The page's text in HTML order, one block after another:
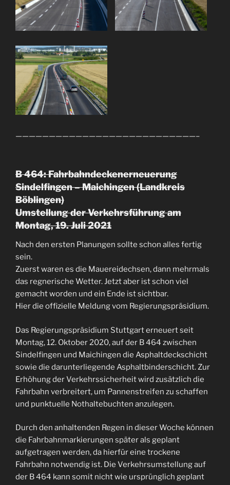
———————————————————————————–
B 464: Fahrbahndeckenerneuerung
Sindelfingen – Maichingen (Landkreis
Böblingen)
Umstellung der Verkehrsführung am
Montag, 19. Juli 2021
Nach den ersten Planungen sollte schon alles fertig
sein.
Zuerst waren es die Mauereidechsen, dann mehrmals
das regnerische Wetter. Jetzt aber ist schon viel
gemacht worden und ein Ende ist sichtbar.
Hier die offizielle Meldung vom Regierungspräsidium.
Das Regierungspräsidium Stuttgart erneuert seit
Montag, 12. Oktober 2020, auf der B 464 zwischen
Sindelfingen und Maichingen die Asphaltdeckschicht
sowie die darunterliegende Asphaltbinderschicht. Zur
Erhöhung der Verkehrssicherheit wird zusätzlich die
Fahrbahn verbreitert, um Pannenstreifen zu schaffen
und punktuelle Nothaltebuchten anzulegen.
Durch den anhaltenden Regen in dieser Woche können
die Fahrbahnmarkierungen später als geplant
aufgetragen werden, da hierfür eine trockene
Fahrbahn notwendig ist. Die Verkehrsumstellung auf
der B 464 kann somit nicht wie ursprünglich geplant